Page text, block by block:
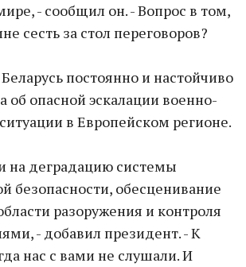
- сообщил он. - Вопрос в том,
сесть за стол переговоров?
постоянно и настойчиво
об опасной эскалации военно-
в Европейском регионе.
на деградацию системы
безопасности, обесценивание
разоружения и контроля
- добавил президент. - К
нас с вами не слушали. И